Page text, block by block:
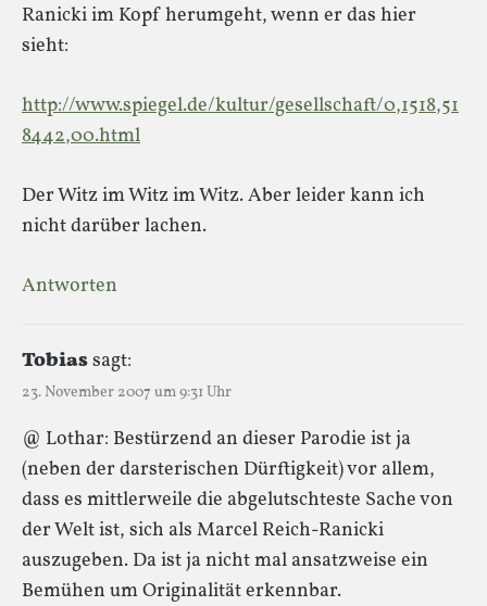
Ranicki im Kopf herumgeht, wenn er das hier
sieht:
http://www.spiegel.de/kultur/gesellschaft/0,1518,51
8442,00.html
Der Witz im Witz im Witz. Aber leider kann ich
nicht darüber lachen.
Antworten
Tobiassagt:
23. November 2007 um 9:31 Uhr
@ Lothar: Bestürzend an dieser Parodie ist ja
(neben der darsterischen Dürftigkeit) vor allem,
dass es mittlerweile die abgelutschteste Sache von
der Welt ist, sich als Marcel Reich-Ranicki
auszugeben. Da ist ja nicht mal ansatzweise ein
Bemühen um Originalität erkennbar.